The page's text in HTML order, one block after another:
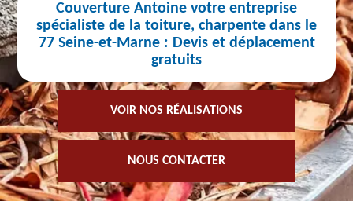
Couverture Antoine votre entreprise
spécialiste de la toiture, charpente dans le
77 Seine-et-Marne : Devis et déplacement
gratuits
VOIR NOS RÉALISATIONS
NOUS CONTACTER